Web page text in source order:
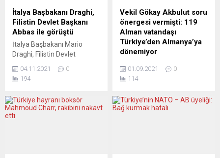
İtalya Başbakanı Draghi,
Filistin Devlet Başkanı
Abbas ile görüştü
İtalya Başbakanı Mario
Draghi, Filistin Devlet
Roma’da bir araya geldi.
Başbakanlık sarayı Chigi’de
öncesinde Draghi, Abbas’ı
resmi törenle karşıladı.
04.11.2021
0
194
Vekil Gökay Akbulut soru
önergesi vermişti: 119
Alman vatandaşı
Türkiye’den Almanya’ya
dönemiyor
bir soru önergesine verdiği
yanıta göre 61 Alman
Türkiye’de tutuklu bulunuyor.
58 Alman vatandaşı ise
01.09.2021
0
114